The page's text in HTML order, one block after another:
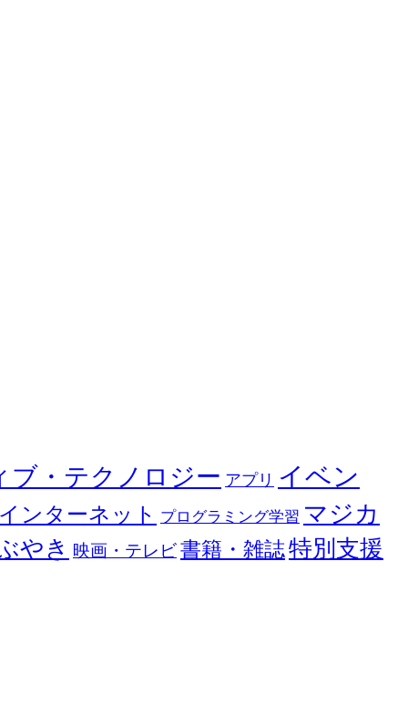
ブ・テクノロジー アプリ イベン
ンターネット プログラミング学習 マジカ
やき 映画・テレビ書籍・雑誌特別支援